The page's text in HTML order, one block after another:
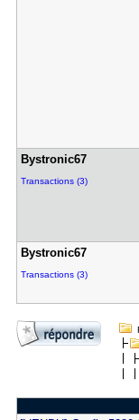
Bystronic6​7
Transactions (3)
Bystronic6​7
Transactions (3)